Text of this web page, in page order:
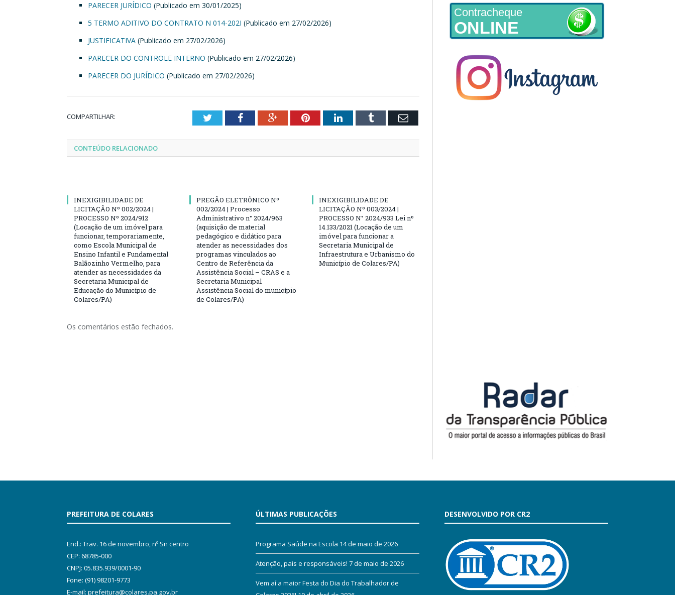
PARECER JURÍDICO (Publicado em 30/01/2025)
5 TERMO ADITIVO DO CONTRATO N 014-202I (Publicado em 27/02/2026)
JUSTIFICATIVA (Publicado em 27/02/2026)
PARECER DO CONTROLE INTERNO (Publicado em 27/02/2026)
PARECER DO JURÍDICO (Publicado em 27/02/2026)
COMPARTILHAR: TwitterFacebookGoogle+PinterestLinkedInTumblr Email
CONTEÚDO RELACIONADO
INEXIGIBILIDADE DE
LICITAÇÃO Nº 002/2024 |
PROCESSO Nº 2024/912
(Locação de um imóvel para
funcionar, temporariamente,
como Escola Municipal de
Ensino Infantil e Fundamental
Balãozinho Vermelho, para
atender as necessidades da
Secretaria Municipal de
Educação do Município de
Colares/PA)
PREGÃO ELETRÔNICO Nº
002/2024 | Processo
Administrativo n° 2024/963
(aquisição de material
pedagógico e didático para
atender as necessidades dos
programas vinculados ao
Centro de Referência da
Assistência Social – CRAS e a
Secretaria Municipal
Assistência Social do município
de Colares/PA)
INEXIGIBILIDADE DE
LICITAÇÃO Nº 003/2024 |
PROCESSO N° 2024/933 Lei nº
14.133/2021 (Locação de um
imóvel para funcionar a
Secretaria Municipal de
Infraestrutura e Urbanismo do
Município de Colares/PA)
Os comentários estão fechados.
Contracheque
ONLINE
PREFEITURA DE COLARES
End.: Trav. 16 de novembro, nº Sn centro
CEP: 68785-000
CNPJ: 05.835.939/0001-90
Fone: (91) 98201-9773
E-mail: prefeitura@colares.pa.gov.br
ÚLTIMAS PUBLICAÇÕES
Programa Saúde na Escola 14 de maio de 2026
Atenção, pais e responsáveis! 7 de maio de 2026
Vem aí a maior Festa do Dia do Trabalhador de
DESENVOLVIDO POR CR2